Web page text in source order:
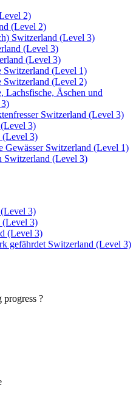
2)
(Level 2)
Switzerland (Level 3)
(Level 3)
(Level 3)
Switzerland (Level 1)
Switzerland (Level 2)
Lachsfische, Äschen und
Switzerland (Level 3)
3)
(Level 3)
Gewässer Switzerland (Level 1)
Switzerland (Level 3)
3)
(Level 3)
(Level 3)
gefährdet Switzerland (Level 3)
?